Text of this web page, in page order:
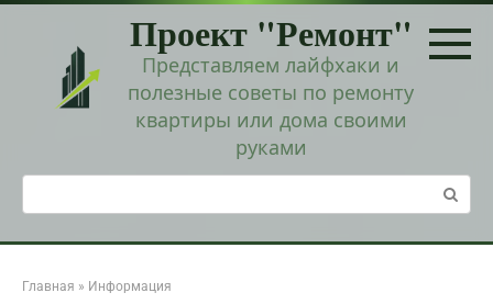
Перейти
Проект "Ремонт"
Представляем лайфхаки и
полезные советы по ремонту
квартиры или дома своими
руками
Поиск:
Главная » Информация